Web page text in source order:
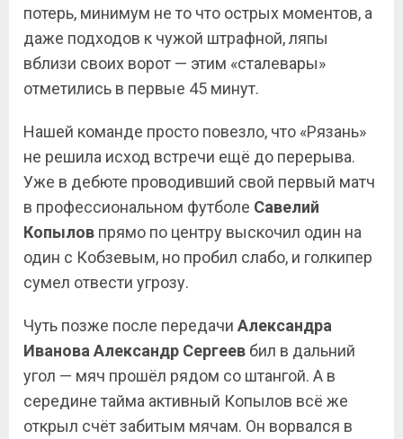
потерь, минимум не то что острых моментов, а
даже подходов к чужой штрафной, ляпы
вблизи своих ворот — этим «сталевары»
отметились в первые 45 минут.
Нашей команде просто повезло, что «Рязань»
не решила исход встречи ещё до перерыва.
Уже в дебюте проводивший свой первый матч
в профессиональном футболе Савелий
Копылов прямо по центру выскочил один на
один с Кобзевым, но пробил слабо, и голкипер
сумел отвести угрозу.
Чуть позже после передачи Александра
Иванова Александр Сергеев бил в дальний
угол — мяч прошёл рядом со штангой. А в
середине тайма активный Копылов всё же
открыл счёт забитым мячам. Он ворвался в